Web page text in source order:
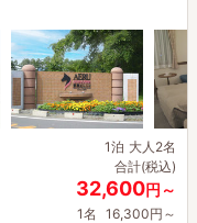
1泊 大人2名
合計(税込)
32,600円～
1名 16,300円～